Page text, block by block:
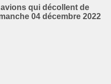
qui décollent de
04 décembre 2022